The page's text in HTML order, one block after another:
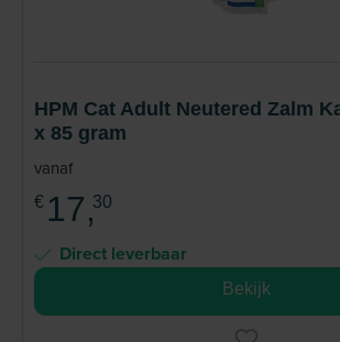
HPM Cat Adult Neutered Zalm
x 85 gram
vanaf
€ 17,30
Direct leverbaar
Bekijk